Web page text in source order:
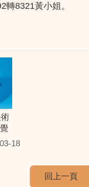
轉8321黃小姐。
術
18
回上一頁